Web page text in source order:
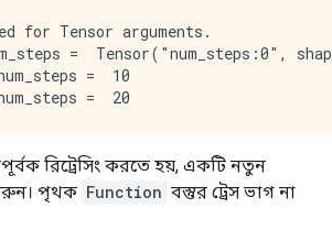
for Tensor arguments.
=  Tensor("num_steps:0",
=  10
রিট্রেসিং করতে হয়, একটি নতুন
পৃথক Function বস্তুর ট্রেস ভাগ না